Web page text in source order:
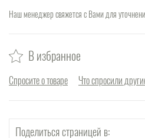
Наш менеджер свяжется с Вами для
В избранное
Спросите о товаре Что спросили
Поделиться страницей в: